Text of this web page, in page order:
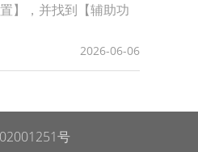
】，并找到【辅助功
2026-06-06
号